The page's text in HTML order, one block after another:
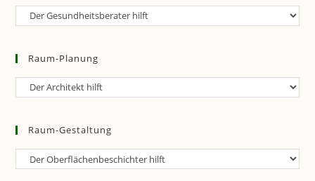
Raum-
Raum-Planung
Raum-
Raum-Gestaltung
Raum-